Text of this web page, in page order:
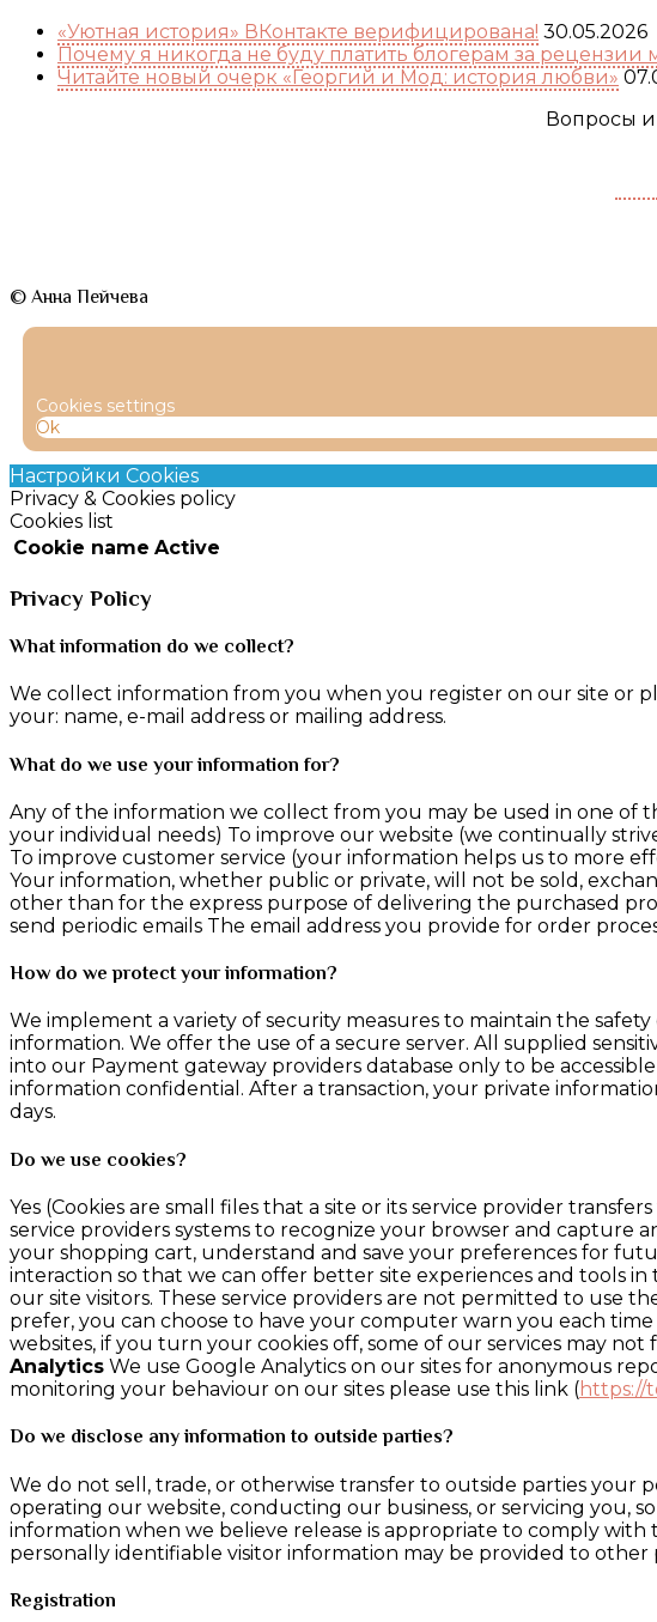
«Уютная история» ВКонтакте верифицирована! 30.05.2026
Почему я никогда не буду платить блогерам за рецензии
Читайте новый очерк «Георгий и Мод: история любви»
Вопросы
© Анна Пейчева
Cookies settings
Ok
Настройки Cookies
Privacy & Cookies policy
Cookies list
Cookie name Active
Privacy Policy
What information do we collect?
We collect information from you when you register on our site or
your: name, e-mail address or mailing address.
What do we use your information for?
Any of the information we collect from you may be used in one of
your individual needs) To improve our website (we continually
To improve customer service (your information helps us to more
Your information, whether public or private, will not be sold,
other than for the express purpose of delivering the purchased
send periodic emails The email address you provide for order
How do we protect your information?
We implement a variety of security measures to maintain the
information. We offer the use of a secure server. All supplied
into our Payment gateway providers database only to be
information confidential. After a transaction, your private
days.
Do we use cookies?
Yes (Cookies are small files that a site or its service provider
service providers systems to recognize your browser and capture
your shopping cart, understand and save your preferences for
interaction so that we can offer better site experiences and tools
our site visitors. These service providers are not permitted to use
prefer, you can choose to have your computer warn you each
websites, if you turn your cookies off, some of our services may
Analytics We use Google Analytics on our sites for anonymous
monitoring your behaviour on our sites please use this link (https://
Do we disclose any information to outside parties?
We do not sell, trade, or otherwise transfer to outside parties your
operating our website, conducting our business, or servicing you,
information when we believe release is appropriate to comply
personally identifiable visitor information may be provided to other
Registration